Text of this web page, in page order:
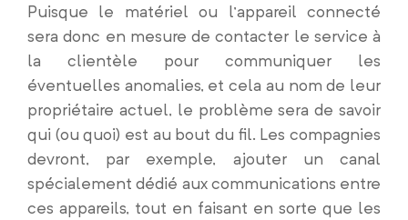
Puisque le matériel ou l’appareil connecté
sera donc en mesure de contacter le service à
la clientèle pour communiquer les
éventuelles anomalies, et cela au nom de leur
propriétaire actuel, le problème sera de savoir
qui (ou quoi) est au bout du fil. Les compagnies
devront, par exemple, ajouter un canal
spécialement dédié aux communications entre
ces appareils, tout en faisant en sorte que les